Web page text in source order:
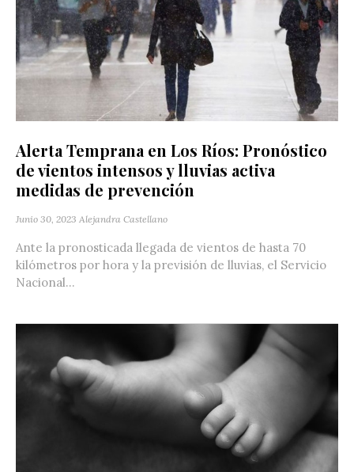
Alerta Temprana en Los Ríos: Pronóstico
de vientos intensos y lluvias activa
medidas de prevención
Junio 30, 2023 Alejandra Castellano
Ante la pronosticada llegada de vientos de hasta 70
kilómetros por hora y la previsión de lluvias, el Servicio
Nacional...